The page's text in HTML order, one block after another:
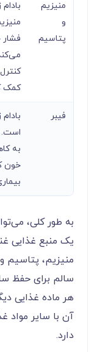
منیزیم
و
پتاسیم
کمک
فیبر
است.
به
خون
به طور کلی،
یک منبع غذایی
منیزیم، پتاسیم
سالم برای حفظ
هر ماده غذایی
آن با سایر مواد
دارد.